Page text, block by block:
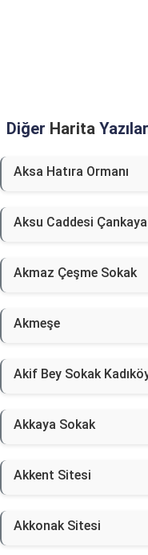
Diğer Harita
Aksa Hatıra Ormanı
Aksu Caddesi Çankaya
Akmaz Çeşme Sokak
Akmeşe
Akif Bey Sokak
Akkaya Sokak
Akkent Sitesi
Akkonak Sitesi